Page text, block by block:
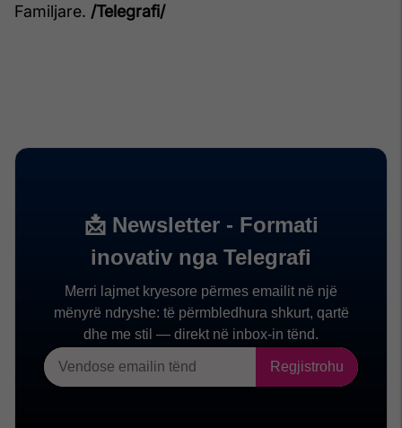
Familjare. /Telegrafi/